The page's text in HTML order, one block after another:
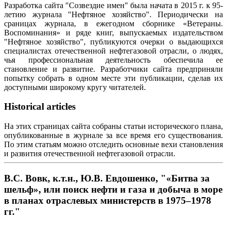
Разработка сайта "Созвездие имен" была начата в 2015 г. к 95-
летию журнала "Нефтяное хозяйство". Периодически на
сраницах журнала, в ежегодном сборнике «Ветераны.
Воспоминания» и ряде книг, выпускаемых издательством
"Нефтяное хозяйство", публикуются очерки о выдающихся
специалистах отечественной нефтегазовой отрасли, о людях,
чья профессиональная деятельность обеспечила ее
становление и развитие. Разработчики сайта предприняли
попытку собрать в одном месте эти публикации, сделав их
доступными широкому кругу читателей.
Historical articles
На этих страницах сайта собраны статьи исторического плана,
опубликованные в журнале за все время его существования.
По этим статьям можно отследить основные вехи становления
и развития отечественной нефтегазовой отрасли.
В.С. Вовк, к.т.н., Ю.В. Евдошенко, "«Битва за
шельф», или поиск нефти и газа и добыча в море
в планах отраслевых министерств в 1975–1978
гг."